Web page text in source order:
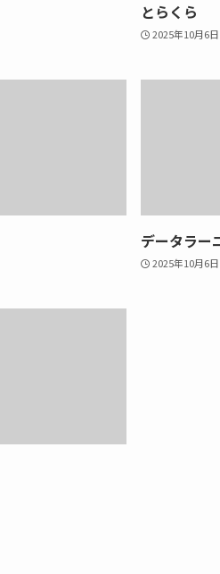
とらくら
2025年10月6日
データラー
2025年10月6日